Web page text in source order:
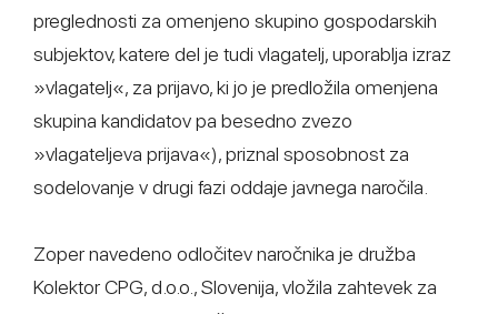
preglednosti za omenjeno skupino gospodarskih
subjektov, katere del je tudi vlagatelj, uporablja izraz
»vlagatelj«, za prijavo, ki jo je predložila omenjena
skupina kandidatov pa besedno zvezo
»vlagateljeva prijava«), priznal sposobnost za
sodelovanje v drugi fazi oddaje javnega naročila.
Zoper navedeno odločitev naročnika je družba
Kolektor CPG, d.o.o., Slovenija, vložila zahtevek za